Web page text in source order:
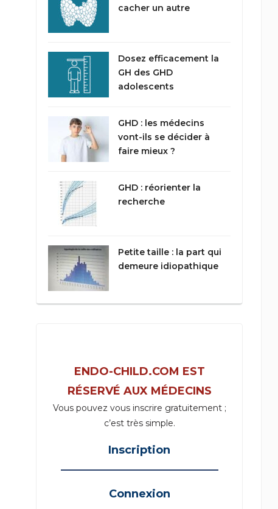
cacher un autre
Dosez efficacement la
GH des GHD
adolescents
GHD : les médecins
vont-ils se décider à
faire mieux ?
GHD : réorienter la
recherche
Petite taille : la part qui
demeure idiopathique
ENDO-CHILD.COM EST
RÉSERVÉ AUX MÉDECINS
Vous pouvez vous inscrire gratuitement ;
c’est très simple.
Inscription
_____________________________________
Connexion